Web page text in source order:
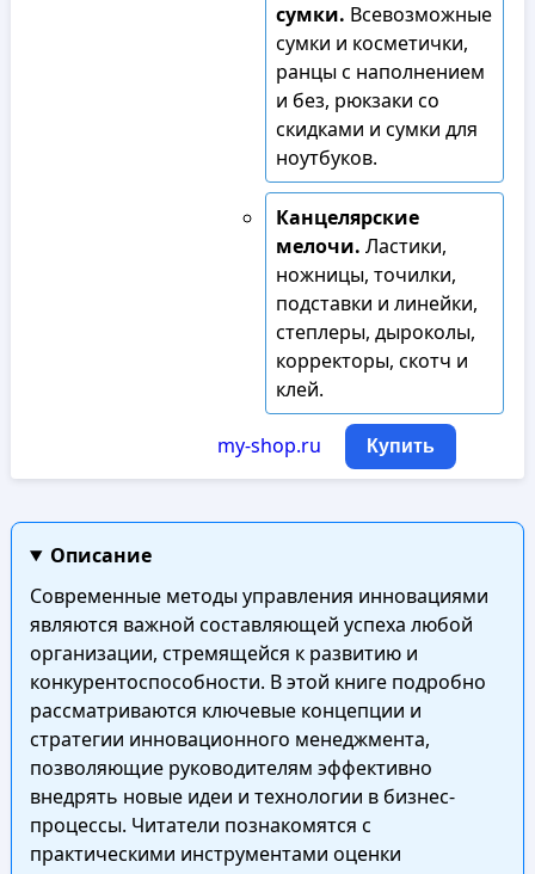
сумки. Всевозможные
сумки и косметички,
ранцы с наполнением
и без, рюкзаки со
скидками и сумки для
ноутбуков.
Канцелярские
мелочи. Ластики,
ножницы, точилки,
подставки и линейки,
степлеры, дыроколы,
корректоры, скотч и
клей.
my-shop.ru Купить
Описание
Современные методы управления инновациями
являются важной составляющей успеха любой
организации, стремящейся к развитию и
конкурентоспособности. В этой книге подробно
рассматриваются ключевые концепции и
стратегии инновационного менеджмента,
позволяющие руководителям эффективно
внедрять новые идеи и технологии в бизнес-
процессы. Читатели познакомятся с
практическими инструментами оценки